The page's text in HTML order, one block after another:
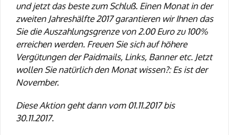
und jetzt das beste zum Schluß. Einen Monat in der
zweiten Jahreshälfte 2017 garantieren wir Ihnen das
Sie die Auszahlungsgrenze von 2.00 Euro zu 100%
erreichen werden. Freuen Sie sich auf höhere
Vergütungen der Paidmails, Links, Banner etc. Jetzt
wollen Sie natürlich den Monat wissen?: Es ist der
November.
Diese Aktion geht dann vom 01.11.2017 bis
30.11.2017.